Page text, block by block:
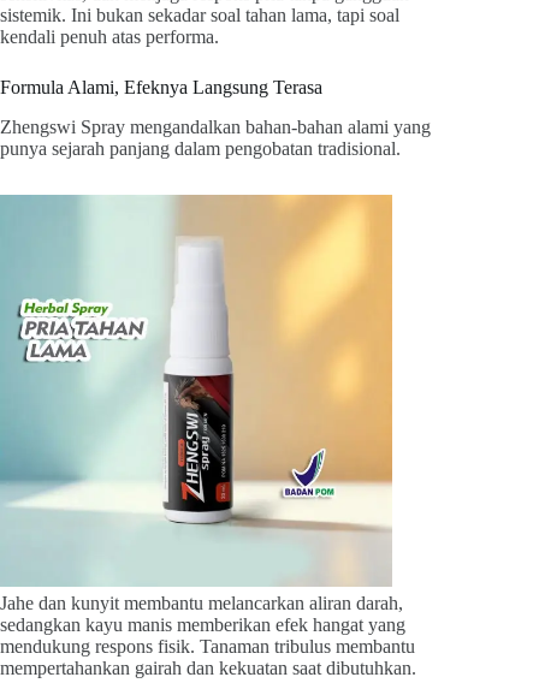
sistemik. Ini bukan sekadar soal tahan lama, tapi soal
kendali penuh atas performa.
Formula Alami, Efeknya Langsung Terasa
Zhengswi Spray mengandalkan bahan-bahan alami yang
punya sejarah panjang dalam pengobatan tradisional.
Jahe dan kunyit membantu melancarkan aliran darah,
sedangkan kayu manis memberikan efek hangat yang
mendukung respons fisik. Tanaman tribulus membantu
mempertahankan gairah dan kekuatan saat dibutuhkan.